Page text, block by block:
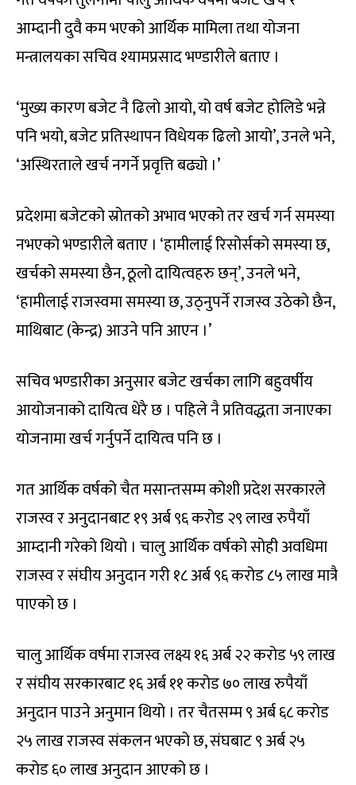
आम्दानी दुवै कम भएको आर्थिक मामिला तथा योजना
मन्त्रालयका सचिव श्यामप्रसाद भण्डारीले बताए ।
‘मुख्य कारण बजेट नै ढिलो आयो, यो वर्ष बजेट होलिडे भन्ने
पनि भयो, बजेट प्रतिस्थापन विधेयक ढिलो आयो’, उनले भने,
‘अस्थिरताले खर्च नगर्ने प्रवृत्ति बढ्यो ।’
प्रदेशमा बजेटको स्रोतको अभाव भएको तर खर्च गर्न समस्या
नभएको भण्डारीले बताए । ‘हामीलाई रिसोर्सको समस्या छ,
खर्चको समस्या छैन, ठूलो दायित्वहरु छन्’, उनले भने,
‘हामीलाई राजस्वमा समस्या छ, उठ्नुपर्ने राजस्व उठेको छैन,
माथिबाट (केन्द्र) आउने पनि आएन ।’
सचिव भण्डारीका अनुसार बजेट खर्चका लागि बहुवर्षीय
आयोजनाको दायित्व धेरै छ । पहिले नै प्रतिवद्धता जनाएका
योजनामा खर्च गर्नुपर्ने दायित्व पनि छ ।
गत आर्थिक वर्षको चैत मसान्तसम्म कोशी प्रदेश सरकारले
राजस्व र अनुदानबाट १९ अर्ब ९६ करोड २९ लाख रुपैयाँ
आम्दानी गरेको थियो । चालु आर्थिक वर्षको सोही अवधिमा
राजस्व र संघीय अनुदान गरी १८ अर्ब ९६ करोड ८५ लाख मात्रै
पाएको छ ।
चालु आर्थिक वर्षमा राजस्व लक्ष्य १६ अर्ब २२ करोड ५९ लाख
र संघीय सरकारबाट १६ अर्ब ११ करोड ७० लाख रुपैयाँ
अनुदान पाउने अनुमान थियो । तर चैतसम्म ९ अर्ब ६८ करोड
२५ लाख राजस्व संकलन भएको छ, संघबाट ९ अर्ब २५
करोड ६० लाख अनुदान आएको छ ।